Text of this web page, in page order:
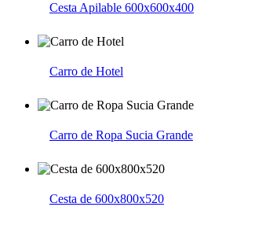
Cesta Apilable 600x600x400
Carro de Hotel
Carro de Ropa Sucia Grande
Cesta de 600x800x520